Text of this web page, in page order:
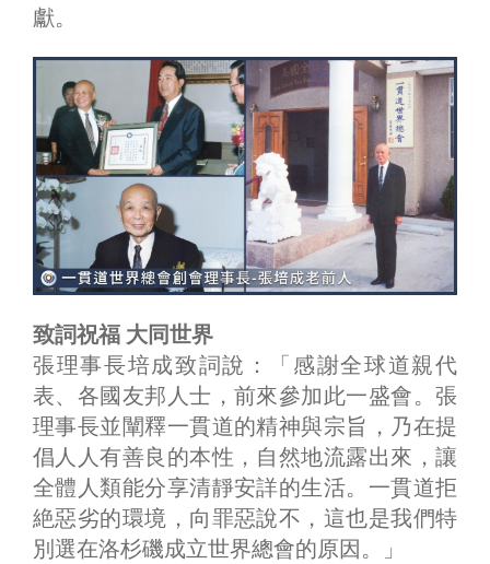
獻。
致詞祝福 大同世界
張理事長培成致詞說：「感謝全球道親代
表、各國友邦人士，前來參加此一盛會。張
理事長並闡釋一貫道的精神與宗旨，乃在提
倡人人有善良的本性，自然地流露出來，讓
全體人類能分享清靜安詳的生活。一貫道拒
絶惡劣的環境，向罪惡說不，這也是我們特
別選在洛杉磯成立世界總會的原因。」